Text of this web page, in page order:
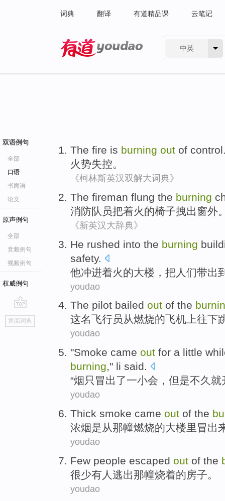
词典 翻译 有道精品课 云笔记
中英
双语例句
全部
口语
书面语
论文
原声例句
全部
音频例句
视频例句
权威例句
go
top
返回词典
The fire is burning out of control
火势失控。
《柯林斯英汉双解大词典》
The fireman flung the burning
消防队员把着火的椅子拽出 窗外
《新英汉大辞典》
He rushed into the burning
safety.
他冲进着火的大楼 ， 把 人们带出
youdao
The pilot bailed out of the
这名飞行员 从燃烧的飞机上往下
youdao
"Smoke came out for a little
burning," li said.
“烟只 冒出了一小会 ， 但是不久 就
youdao
Thick smoke came out of the
浓烟是从那幢燃烧的大楼里冒出
youdao
Few people escaped out of the
很少有人 逃出那幢烧着的房子。
youdao